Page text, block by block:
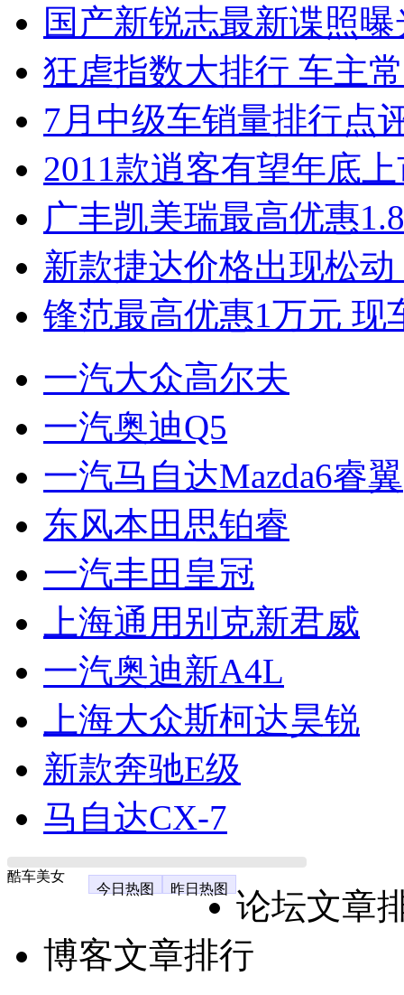
国产新锐志最新谍照
狂虐指数大排行 车主
7月中级车销量排行点
2011款逍客有望年底
广丰凯美瑞最高优惠
新款捷达价格出现松
锋范最高优惠1万元 现
一汽大众高尔夫
一汽奥迪Q5
一汽马自达Mazda6睿翼
东风本田思铂睿
一汽丰田皇冠
上海通用别克新君威
一汽奥迪新A4L
上海大众斯柯达昊锐
新款奔驰E级
马自达CX-7
酷车美女
今日热图
昨日热图
论坛文章
博客文章排行